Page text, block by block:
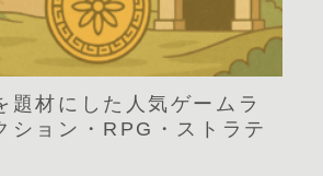
題材にした人気ゲームラ
ション・RPG・ストラテ